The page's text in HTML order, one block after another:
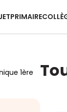
PRIMAIRE
1ère